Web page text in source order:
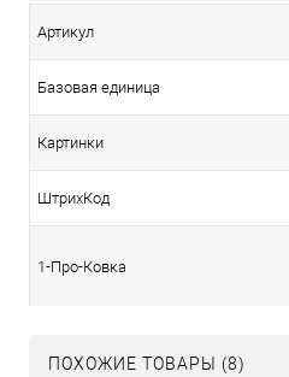
Артикул
Базовая единица
Картинки
ШтрихКод
1-Про-Ковка
ПОХОЖИЕ ТОВАРЫ (8)